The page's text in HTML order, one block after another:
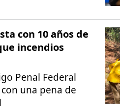
con 10 años de
incendios
Penal Federal
una pena de